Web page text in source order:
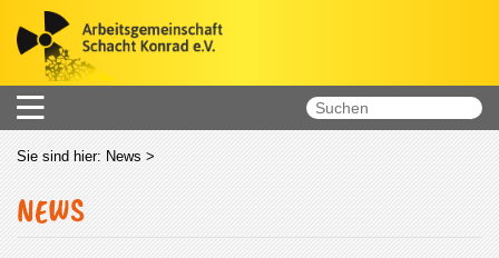
Sie sind hier: News >
NEWS